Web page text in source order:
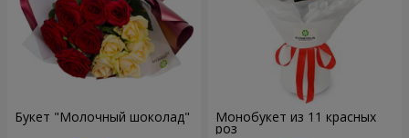
Букет "Молочный шоколад" Монобукет из 11 красных
роз